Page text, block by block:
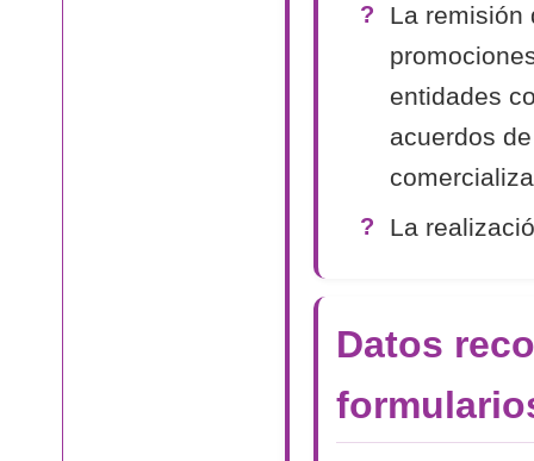
La remisión
entidades
acuerdos
La
Datos